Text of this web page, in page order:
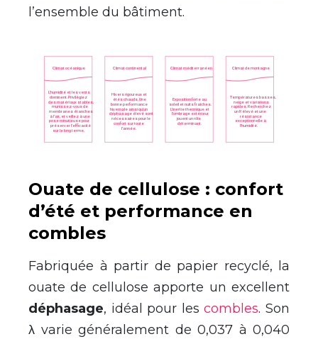
l’ensemble du bâtiment.
Ouate de cellulose : confort
d’été et performance en
combles
Fabriquée à partir de papier recyclé, la
ouate de cellulose apporte un excellent
déphasage, idéal pour lescombles. Son
λ varie généralement de 0,037 à 0,040